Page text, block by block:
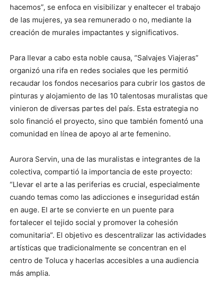
hacemos”, se enfoca en visibilizar y enaltecer el trabajo
de las mujeres, ya sea remunerado o no, mediante la
creación de murales impactantes y significativos.
Para llevar a cabo esta noble causa, “Salvajes Viajeras”
organizó una rifa en redes sociales que les permitió
recaudar los fondos necesarios para cubrir los gastos de
pinturas y alojamiento de las 10 talentosas muralistas que
vinieron de diversas partes del país. Esta estrategia no
solo financió el proyecto, sino que también fomentó una
comunidad en línea de apoyo al arte femenino.
Aurora Servin, una de las muralistas e integrantes de la
colectiva, compartió la importancia de este proyecto:
“Llevar el arte a las periferias es crucial, especialmente
cuando temas como las adicciones e inseguridad están
en auge. El arte se convierte en un puente para
fortalecer el tejido social y promover la cohesión
comunitaria”. El objetivo es descentralizar las actividades
artísticas que tradicionalmente se concentran en el
centro de Toluca y hacerlas accesibles a una audiencia
más amplia.